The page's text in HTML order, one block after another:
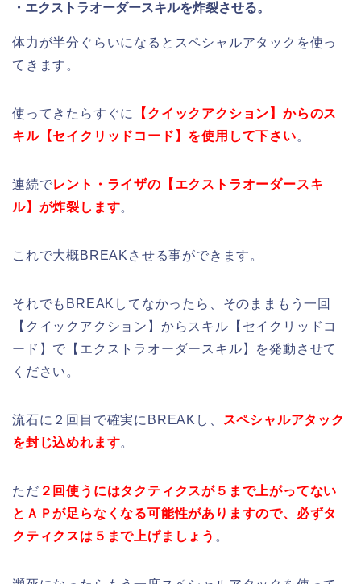
・エクストラオーダースキルを炸裂させる。
体力が半分ぐらいになるとスペシャルアタックを使っ
てきます。
使ってきたらすぐに
【クイックアクション】からのス
キル【セイクリッドコード】を使用して下さい。
連続でレント・ライザの【エクストラオーダースキ
ル】が炸裂します。
これで大概BREAKさせる事ができます。
それでもBREAKしてなかったら、そのままもう一回
【クイックアクション】からスキル【セイクリッドコ
ード】で【エクストラオーダースキル】を発動させて
ください。
流石に２回目で確実にBREAKし、
スペシャルアタック
を封じ込めれます。
ただ ２回使うにはタクティクスが５まで上がってない
とＡＰが足らなくなる可能性がありますので、必ずタ
クティクスは５まで上げましょう 。